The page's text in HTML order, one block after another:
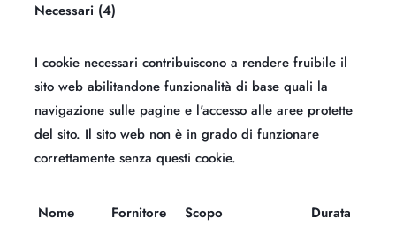
Necessari (4)
I cookie necessari contribuiscono a rendere fruibile il
sito web abilitandone funzionalità di base quali la
navigazione sulle pagine e l'accesso alle aree protette
del sito. Il sito web non è in grado di funzionare
correttamente senza questi cookie.
Nome Fornitore Scopo
Durata